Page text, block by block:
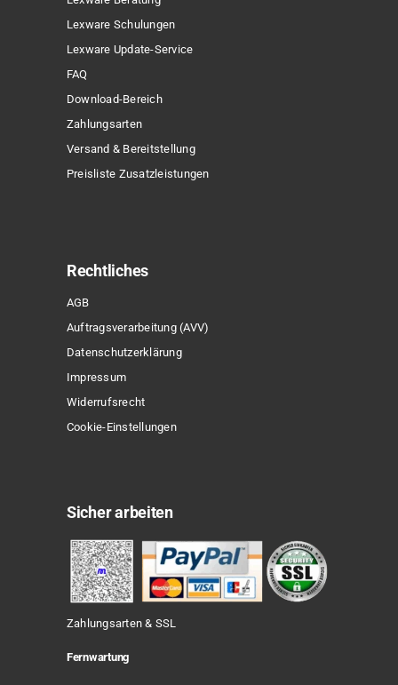
Lexware Schulungen
Lexware Update-Service
FAQ
Download-Bereich
Zahlungsarten
Versand & Bereitstellung
Preisliste Zusatzleistungen
Rechtliches
AGB
Auftragsverarbeitung (AVV)
Datenschutzerklärung
Impressum
Widerrufsrecht
Cookie-Einstellungen
Sicher arbeiten
Zahlungsarten & SSL
Fernwartung